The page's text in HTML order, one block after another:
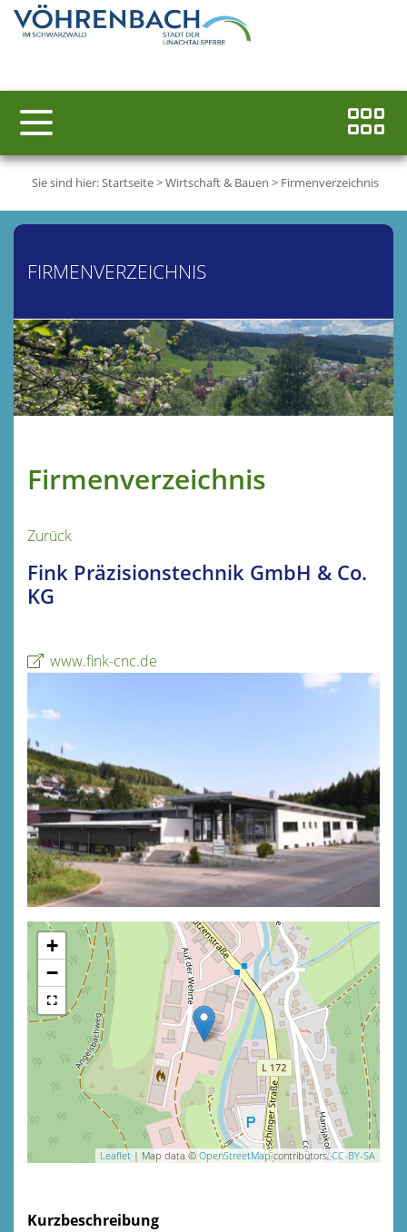
Sie sind hier:Startseite>Wirtschaft & Bauen > Firmenverzeichnis
FIRMENVERZEICHNIS
Firmenverzeichnis
Zurück
Fink Präzisionstechnik GmbH & Co.
KG
www.fink-cnc.de
+
−
Leaflet | Map data © OpenStreetMapcontributors,CC-BY-SA
Kurzbeschreibung